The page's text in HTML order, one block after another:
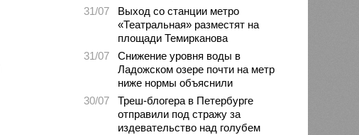
31/07
Выход со станции метро
«Театральная» разместят на
площади Темирканова
31/07
Снижение уровня воды в
Ладожском озере почти на метр
ниже нормы объяснили
30/07
Треш-блогера в Петербурге
отправили под стражу за
издевательство над голубем